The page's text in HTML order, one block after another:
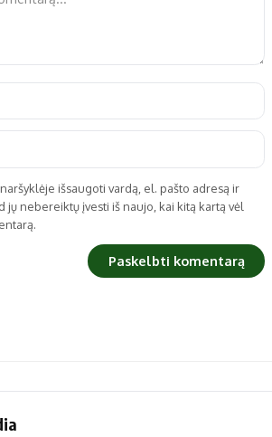
išsaugoti vardą, el. pašto adresą ir
jų nebereiktų įvesti iš naujo, kai kitą kartą vėl